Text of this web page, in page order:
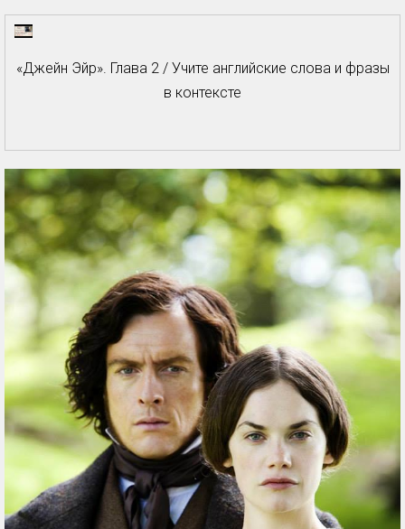
«Джейн Эйр». Глава 2 / Учите английские слова и фразы
в контексте